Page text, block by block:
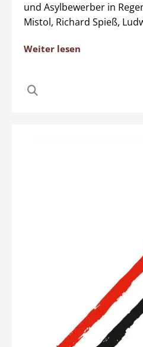
und Asylbewerber in
Mistol, Richard Spieß,
Weiter lesen